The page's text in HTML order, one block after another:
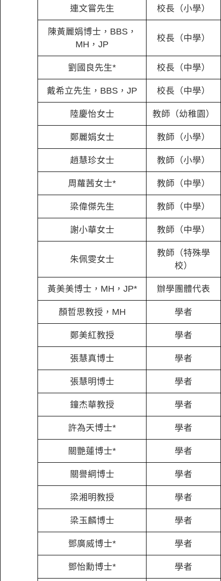
連文嘗先生 校長（小學）
陳黃麗娟博士，BBS，
MH，JP
校長（中學）
劉國良先生* 校長（中學）
戴希立先生，BBS，JP 校長（中學）
陸慶怡女士 教師（幼稚園）
鄭麗娟女士 教師（小學）
趙慧珍女士 教師（小學）
周蘿茜女士* 教師（中學）
梁偉傑先生 教師（中學）
謝小華女士 教師（中學）
朱佩雯女士
教師（特殊學
校）
黃美美博士，MH，JP* 辦學團體代表
顏哲思教授，MH 學者
鄭美紅教授 學者
張慧真博士 學者
張慧明博士 學者
鐘杰華教授 學者
許為天博士* 學者
關艷蓮博士* 學者
關譽綱博士 學者
梁湘明教授 學者
梁玉麟博士 學者
鄧廣威博士* 學者
鄧怡勳博士* 學者